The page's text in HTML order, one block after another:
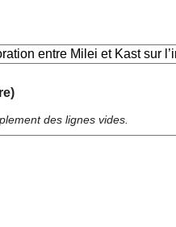
des lignes vides.